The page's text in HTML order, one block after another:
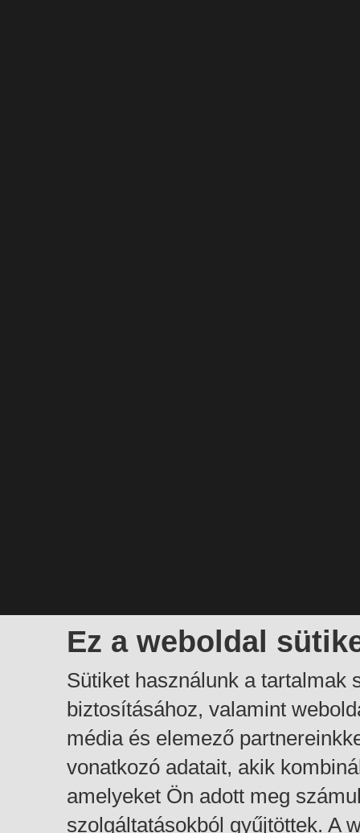
Ez a weboldal
Sütiket használunk a tartalmak
biztosításához, valamint
média és elemező
vonatkozó adatait, akik
amelyeket Ön adott meg
szolgáltatásokból gyűjtöttek. A